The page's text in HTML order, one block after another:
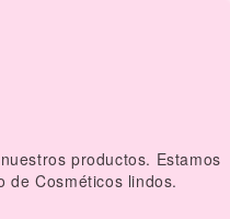
productos. Estamos
de Cosméticos lindos.